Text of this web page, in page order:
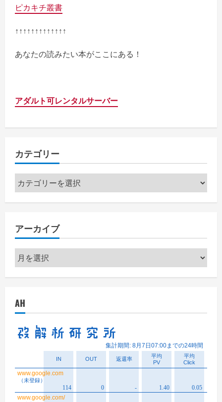
ピカキチ叢書
↑↑↑↑↑↑↑↑↑↑↑↑↑
あなたの読みたい本がここにある！
アダルト可レンタルサーバー
カテゴリー
カ
テ
ー
アーカイブ
ア
ー
ブ
AH